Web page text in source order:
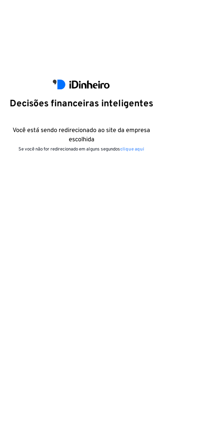
Decisões financeiras inteligentes
Você está sendo redirecionado ao site da empresa
escolhida
Se você não for redirecionado em alguns segundosclique aqui